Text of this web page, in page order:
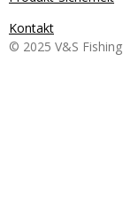
Kontakt
© 2025 V&S Fishing